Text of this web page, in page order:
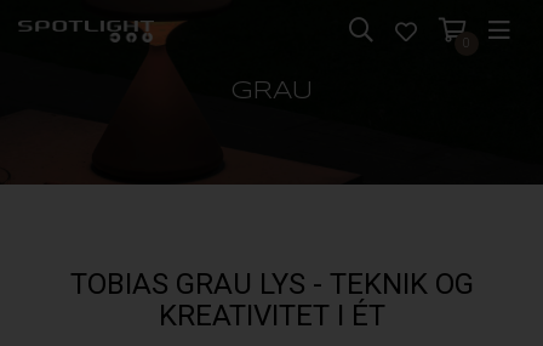
GRAU
TOBIAS GRAU LYS - TEKNIK OG
KREATIVITET I ÉT